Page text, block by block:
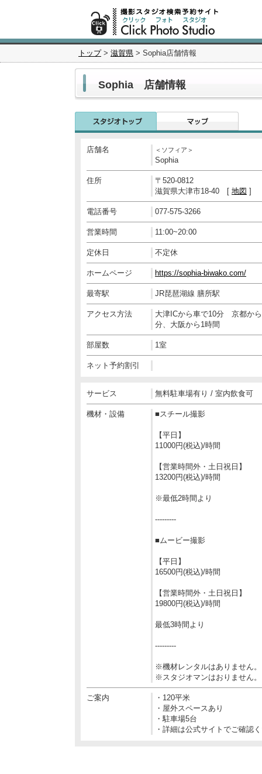
トップ> 滋賀県 > Sophia店舗情報
Sophia 店舗情報
店舗名 ＜ソフィア＞
Sophia
住所
〒520-0812
滋賀県大津市18-40 [ 地図 ]
電話番号 077-575-3266
営業時間 11:00~20:00
定休日 不定休
ホームページ https://sophia-biwako.com/
最寄駅 JR琵琶湖線 膳所駅
アクセス方法
大津ICから車で10分 京都か
分、大阪から1時間
部屋数 1室
ネット予約割引
サービス 無料駐車場有り / 室内飲食可
機材・設備 ■スチール撮影
【平日】
11000円(税込)/時間
【営業時間外・土日祝日】
13200円(税込)/時間
※最低2時間より
---------
■ムービー撮影
【平日】
16500円(税込)/時間
【営業時間外・土日祝日】
19800円(税込)/時間
最低3時間より
---------
※機材レンタルはありません。
※スタジオマンはおりません。
ご案内
・120平米
・屋外スペースあり
・駐車場5台
・詳細は公式サイトでご確認